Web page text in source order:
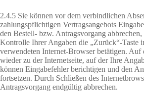
2.4.5 Sie können vor dem verbindlichen
zahlungspflichtigen Vertragsangebots
den Bestell- bzw. Antragsvorgang abbrechen,
Kontrolle Ihrer Angaben die „Zurück“-Taste
verwendeten Internet-Browser betätigen. Auf
wieder zu der Internetseite, auf der Ihre
können Eingabefehler berichtigen und den
fortsetzen. Durch Schließen des
Antragsvorgang endgültig abbrechen.